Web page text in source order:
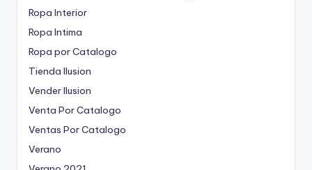
Ropa Interior
Ropa Intima
Ropa por Catalogo
Tienda Ilusion
Vender Ilusion
Venta Por Catalogo
Ventas Por Catalogo
Verano